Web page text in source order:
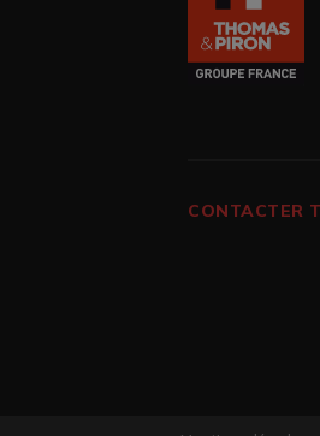
CONTACTER